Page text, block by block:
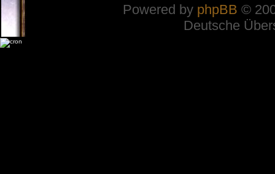
Powered by phpBB ©
Deutsche